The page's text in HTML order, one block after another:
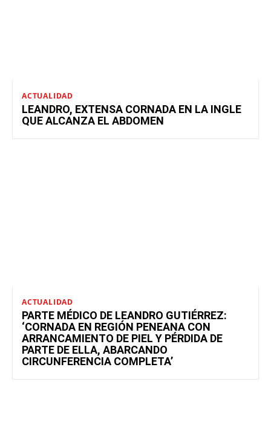
ACTUALIDAD
LEANDRO, EXTENSA CORNADA EN LA INGLE
QUE ALCANZA EL ABDOMEN
ACTUALIDAD
PARTE MÉDICO DE LEANDRO GUTIÉRREZ:
‘CORNADA EN REGIÓN PENEANA CON
ARRANCAMIENTO DE PIEL Y PÉRDIDA DE
PARTE DE ELLA, ABARCANDO
CIRCUNFERENCIA COMPLETA’